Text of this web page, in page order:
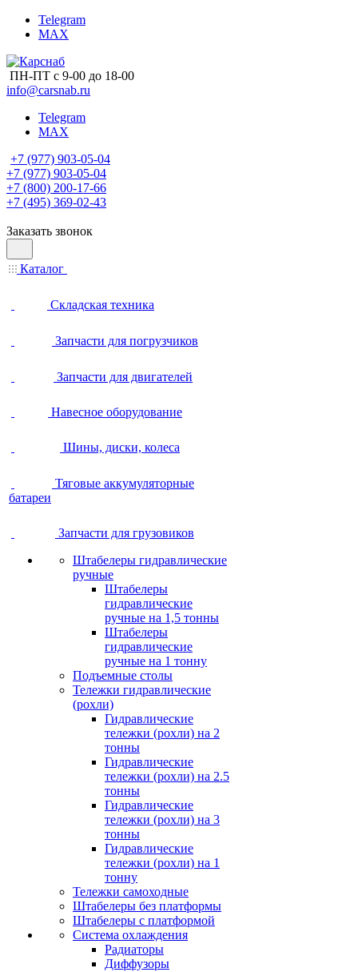
Telegram
MAX
ПН-ПТ с 9-00 до 18-00
info@carsnab.ru
Telegram
MAX
+7 (977) 903-05-04
+7 (977) 903-05-04
+7 (800) 200-17-66
+7 (495) 369-02-43
Заказать звонок
Каталог
Складская техника
Запчасти для погрузчиков
Запчасти для двигателей
Навесное оборудование
Шины, диски, колеса
Тяговые аккумуляторные
батареи
Запчасти для грузовиков
Штабелеры гидравлические
ручные
Штабелеры
гидравлические
ручные на 1,5 тонны
Штабелеры
гидравлические
ручные на 1 тонну
Подъемные столы
Тележки гидравлические
(рохли)
Гидравлические
тележки (рохли) на 2
тонны
Гидравлические
тележки (рохли) на 2.5
тонны
Гидравлические
тележки (рохли) на 3
тонны
Гидравлические
тележки (рохли) на 1
тонну
Тележки самоходные
Штабелеры без платформы
Штабелеры с платформой
Система охлаждения
Радиаторы
Диффузоры